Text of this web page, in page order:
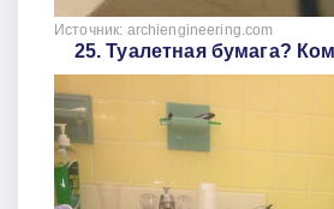
Источник: archiengineering.com
25. Туалетная бумага?